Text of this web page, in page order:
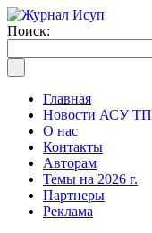
Поиск:
Главная
Новости АСУ ТП
О нас
Контакты
Авторам
Темы на 2026 г.
Партнеры
Реклама